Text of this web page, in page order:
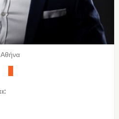
Αθήνα